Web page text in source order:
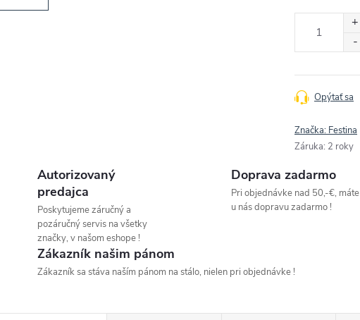
Opýtať sa
Značka: Festina
Záruka: 2 roky
Autorizovaný
predajca
Poskytujeme záručný a
pozáručný servis na všetky
značky, v našom eshope !
Doprava zadarmo
Pri objednávke nad 50,-€, máte
u nás dopravu zadarmo !
Zákazník našim pánom
Zákazník sa stáva naším pánom na stálo, nielen pri objednávke !